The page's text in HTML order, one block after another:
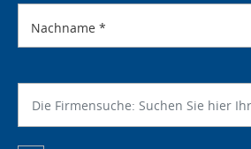
Nachname *